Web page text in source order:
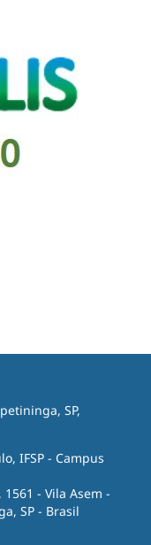
SP,
IFSP - Campus
- Vila Asem -
SP - Brasil